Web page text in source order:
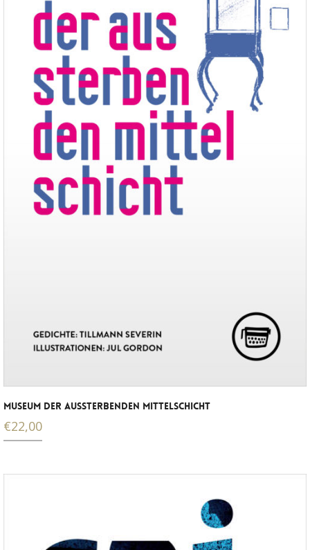
MUSEUM DER AUSSTERBENDEN MITTELSCHICHT
€22,00